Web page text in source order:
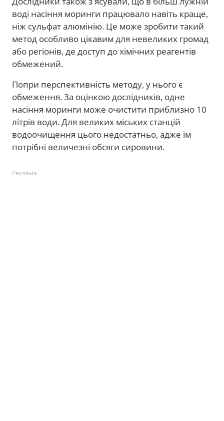
воді насіння моринги працювало навіть краще,
ніж сульфат алюмінію. Це може зробити такий
метод особливо цікавим для невеликих громад
або регіонів, де доступ до хімічних реагентів
обмежений.
Попри перспективність методу, у нього є
обмеження. За оцінкою дослідників, одне
насіння моринги може очистити приблизно 10
літрів води. Для великих міських станцій
водоочищення цього недостатньо, адже їм
потрібні величезні обсяги сировини.
Реклама